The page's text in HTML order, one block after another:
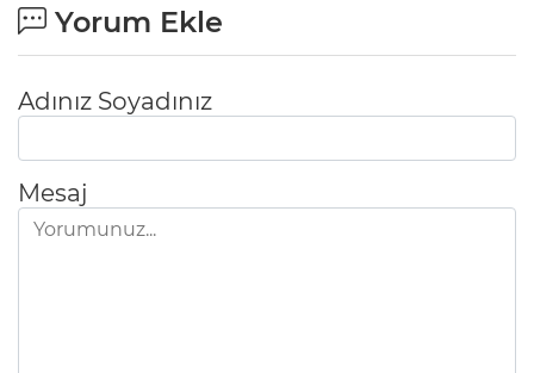
Yorum Ekle
Adınız Soyadınız
Mesaj